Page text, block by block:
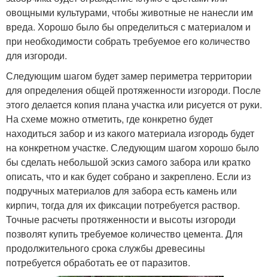
овощными культурами, чтобы животные не нанесли им
вреда. Хорошо было бы определиться с материалом и
при необходимости собрать требуемое его количество
для изгороди.
Следующим шагом будет замер периметра территории
для определения общей протяженности изгороди. После
этого делается копия плана участка или рисуется от руки.
На схеме можно отметить, где конкретно будет
находиться забор и из какого материала изгородь будет
на конкретном участке. Следующим шагом хорошо было
бы сделать небольшой эскиз самого забора или кратко
описать, что и как будет собрано и закреплено. Если из
подручных материалов для забора есть камень или
кирпич, тогда для их фиксации потребуется раствор.
Точные расчеты протяженности и высоты изгороди
позволят купить требуемое количество цемента. Для
продолжительного срока службы древесины
потребуется обработать ее от паразитов.